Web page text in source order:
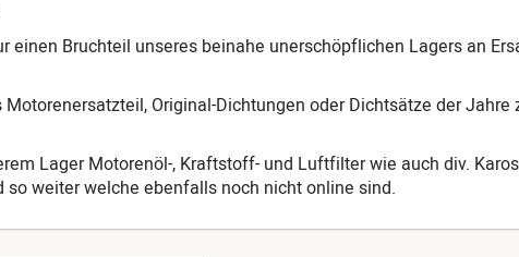
einen Bruchteil unseres beinahe unerschöpflichen Lagers an
Original-Dichtungen oder Dichtsätze der
Lager Motorenöl-, Kraftstoff- und Luftfilter wie auch div.
so weiter welche ebenfalls noch nicht online sind.